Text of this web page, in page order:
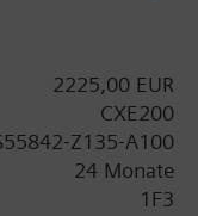
und
Dienste
2225,00 EUR
CXE200
Z135-A100
24 Monate
1F3